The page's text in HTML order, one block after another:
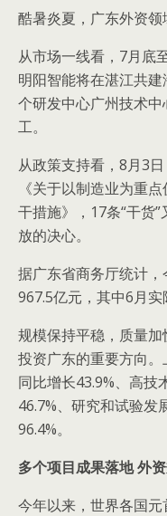
酷暑炎夏，广东外资领
从市场一线看，7月底
明阳智能将在湛江共
个研发中心广州技术
工。
从政策支持看，8月3
《关于以制造业为重
干措施》，17条“干货
放的决心。
据广东省商务厅统计
967.5亿元，其中6月实
规模保持平稳，质量加
投资广东的重要方向
同比增长43.9%、高技
46.7%、研究和试验发
96.4%。
多个项目成果落地 外
今年以来，世界各国